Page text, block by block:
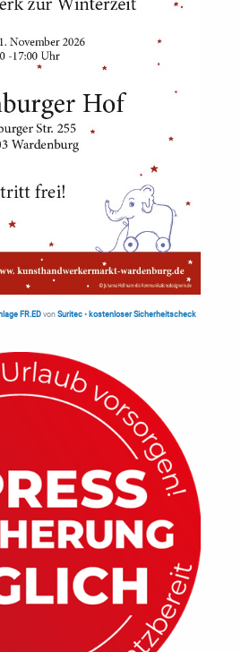
FR.EDvon Suritec • kostenloser Sicherheitscheck